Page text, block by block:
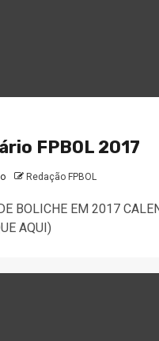
FPBOL 2017
Redação FPBOL
BOLICHE EM 2017
AQUI)